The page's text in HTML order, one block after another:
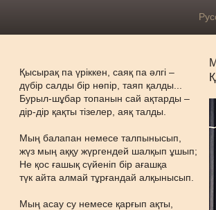
Қысырақ па үріккен, саяқ па әлгі –
дүбір салды бір нөпір, таяп қалды...
Бурыл-шұбар топанын сай ақтарды –
дір-дір қақты тізелер, аяқ талды.
Мың балапан немесе талпынысып,
жүз мың аққу жүргендей шалқып ұшып;
Не қос ғашық сүйеніп бір ағашқа
түк айта алмай тұрғандай алқынысып.
Мың асау су немесе қарғып ақты,